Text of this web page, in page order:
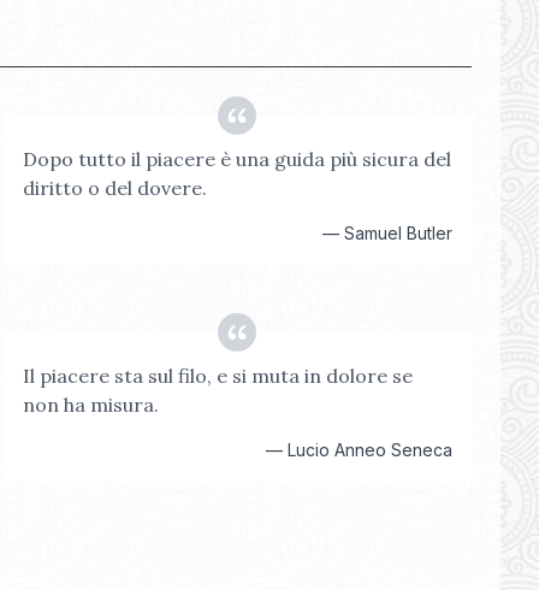
Dopo tutto il piacere è una guida più sicura del
diritto o del dovere.
— Samuel Butler
Il piacere sta sul filo, e si muta in dolore se
non ha misura.
— Lucio Anneo Seneca